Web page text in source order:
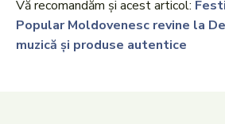
Vă recomandăm și acest articol:
Popular Moldovenesc revine la
muzică și produse autentice